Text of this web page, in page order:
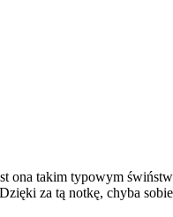
ona takim typowym
za tą notkę, chyba